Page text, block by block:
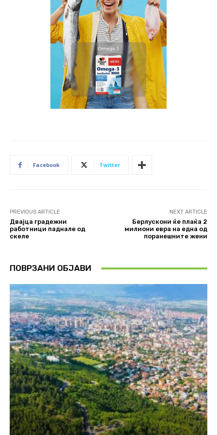
Facebook Twitter
PREVIOUS ARTICLE
Двајца градежни
работници паднале од
скеле
NEXT ARTICLE
Берлускони ќе плаќа 2
милиони евра на една од
поранешните жени
ПОВРЗАНИ ОБЈАВИ